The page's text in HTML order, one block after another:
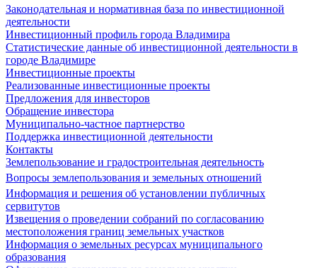
Законодательная и нормативная база по инвестиционной
деятельности
Инвестиционный профиль города Владимира
Статистические данные об инвестиционной деятельности в
городе Владимире
Инвестиционные проекты
Реализованные инвестиционные проекты
Предложения для инвесторов
Обращение инвестора
Муниципально-частное партнерство
Поддержка инвестиционной деятельности
Контакты
Землепользование и градостроительная деятельность
Вопросы землепользования и земельных отношений
Информация и решения об установлении публичных
сервитутов
Извещения о проведении собраний по согласованию
местоположения границ земельных участков
Информация о земельных ресурсах муниципального
образования